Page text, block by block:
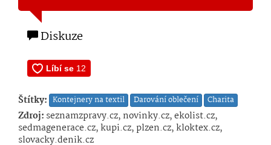
Diskuze
Štítky: Kontejnery na textil Darování oblečení Charita
Zdroj: seznamzpravy.cz, novinky.cz, ekolist.cz,
sedmagenerace.cz, kupi.cz, plzen.cz, kloktex.cz,
slovacky.denik.cz